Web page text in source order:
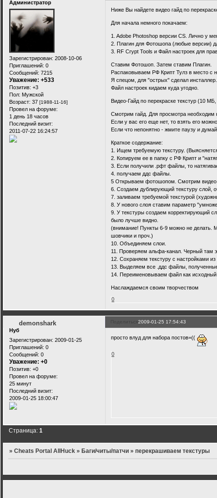
Администратор
Зарегистрирован: 2008-10-06
Приглашений: 0
Сообщений: 7215
Уважение: +533
Позитив: +3
Пол: Мужской
Возраст: 37 [1988-11-16]
Провел на форуме:
1 день 18 часов
Последний визит:
2011-07-22 16:24:57
Ниже Вы найдете видео гайд по
Для начала немного покачаем:
1. Adobe Photoshop версии CS. Лично у
2. Плагин для Фотошопа (любые версии)
3. RF Crypt Tools и Файл настроек для
Ставим Фотошоп. Затем ставим Плагин.
Распаковываем РФ Крипт Тулз в место с
Я спецом, для "острых" сделал
Файл настроек кидаем куда угодно.
Видео-Гайд по перекраске текстур (10
Смотрим гайд. Для просмотра необходим
Если у вас его еще нет, то взять его
Если что непонятно - жмите паузу и
Краткое содержание:
1. Ищем требуемую текстуру.
2. Копируем ее в папку с РФ Крипт и
3. Если получили .рфт файлы, то
4. получаем ддс файлы.
5 Открываем фотошопом. Смотрим видео
6. Создаем дублирующий текстуру слой,
7. заливаем требуемой текстурой
8. У нового слоя ставим параметр
9. У текстуры создаем корректирующий
было лучше видно.
(внимание! Пункты 6-9 можно не делать.
шовчики и проч.)
10. Объединяем слои.
11. Проверяем альфа-канал. Черный там
12. Сохраняем текстуру с настройками
13. Выделяем все .ддс файлы,
14. Переименовываем файл как исходный
Наслаждаемся своим творчеством
0
Поделиться2009-01-25 17:54:43
demonshark
Нуб
Зарегистрирован: 2009-01-25
Приглашений: 0
Сообщений: 0
Уважение: +0
Позитив: +0
Провел на форуме:
25 минут
Последний визит:
2009-01-25 18:00:47
просто влуд для набора постов=((
0
Страница:1
»Cheats Portal AllHuck » Баги/читы/патчи »перекрашиваем текстуры